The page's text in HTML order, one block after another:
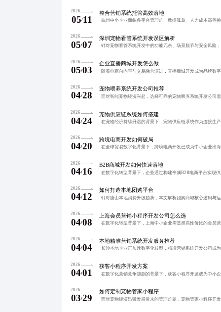
2026
05/11
整合营销系统托管高效落地
2026
05/07
深圳宠物看管系统开发误区解析
2026
05/03
企业直播商城开发怎么做
2026
04/28
宠物喂养系统开发公司推荐
2026
04/24
宠物供应链系统如何搭建
2026
04/20
跨境电商开发如何破局
2026
04/16
B2B商城开发如何快速落地
2026
04/12
如何打造本地团购平台
2026
04/08
上海会员营销小程序开发公司怎么选
2026
04/04
本地精准营销系统开发服务推荐
2026
04/01
获客小程序开发方案
2026
03/29
如何定制宠物管家小程序